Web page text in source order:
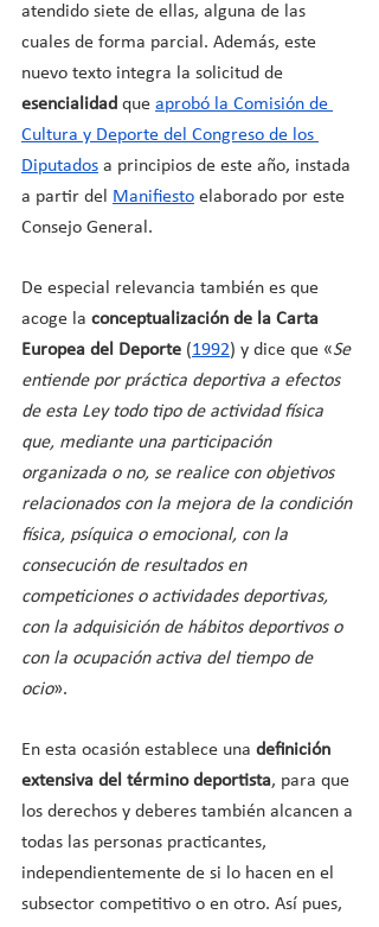
atendido siete de ellas, alguna de las
cuales de forma parcial. Además, este
nuevo texto integra la solicitud de
esencialidad que aprobó la Comisión de
Cultura y Deporte del Congreso de los
Diputados a principios de este año, instada
a partir del
Manifiesto elaborado por este
Consejo General.
De especial relevancia también es que
acoge la conceptualización de la Carta
Europea del Deporte (1992) y dice que «Se
entiende por práctica deportiva a efectos
de esta Ley todo tipo de actividad física
que, mediante una participación
organizada o no, se realice con objetivos
relacionados con la mejora de la condición
física, psíquica o emocional, con la
consecución de resultados en
competiciones o actividades deportivas,
con la adquisición de hábitos deportivos o
con la ocupación activa del tiempo de
ocio».
En esta ocasión establece una definición
extensiva del término deportista, para que
los derechos y deberes también alcancen a
todas las personas practicantes,
independientemente de si lo hacen en el
subsector competitivo o en otro. Así pues,